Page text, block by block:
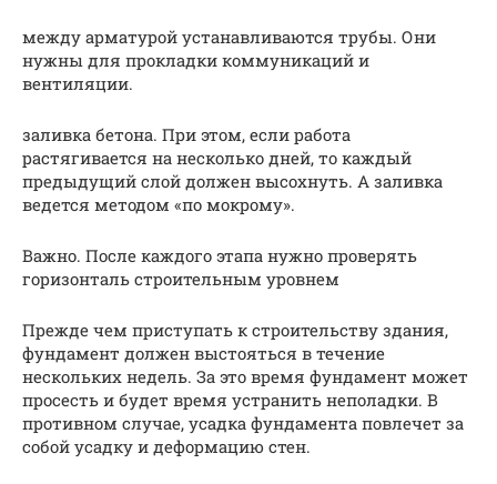
между арматурой устанавливаются трубы. Они
нужны для прокладки коммуникаций и
вентиляции.
заливка бетона. При этом, если работа
растягивается на несколько дней, то каждый
предыдущий слой должен высохнуть. А заливка
ведется методом «по мокрому».
Важно. После каждого этапа нужно проверять
горизонталь строительным уровнем
Прежде чем приступать к строительству здания,
фундамент должен выстояться в течение
нескольких недель. За это время фундамент может
просесть и будет время устранить неполадки. В
противном случае, усадка фундамента повлечет за
собой усадку и деформацию стен.